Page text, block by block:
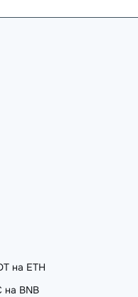
на ETH
на BNB